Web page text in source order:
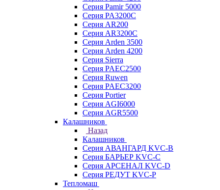
Серия Pamir 5000
Серия PA3200C
Серия AR200
Серия AR3200C
Серия Arden 3500
Серия Arden 4200
Серия Sierra
Серия PAEC2500
Серия Ruwen
Серия PAEC3200
Серия Portier
Серия AGI6000
Серия AGR5500
Калашников
Назад
Калашников
Серия АВАНГАРД KVC-B
Серия БАРЬЕР KVC-C
Серия АРСЕНАЛ KVC-D
Серия РЕДУТ KVC-P
Тепломаш